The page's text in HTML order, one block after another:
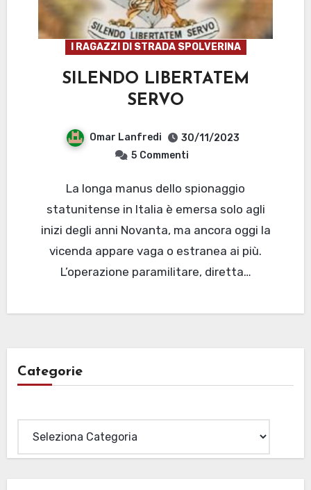
I RAGAZZI DI STRADA SPOLVERINA
SILENDO LIBERTATEM
SERVO
Omar Lanfredi
30/11/2023
5 Commenti
La longa manus dello spionaggio
statunitense in Italia è emersa solo agli
inizi degli anni Novanta, ma ancora oggi la
vicenda appare vaga o estranea ai più.
L’operazione paramilitare, diretta…
Categorie